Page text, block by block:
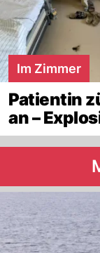
Im Zimmer
Patientin
an –